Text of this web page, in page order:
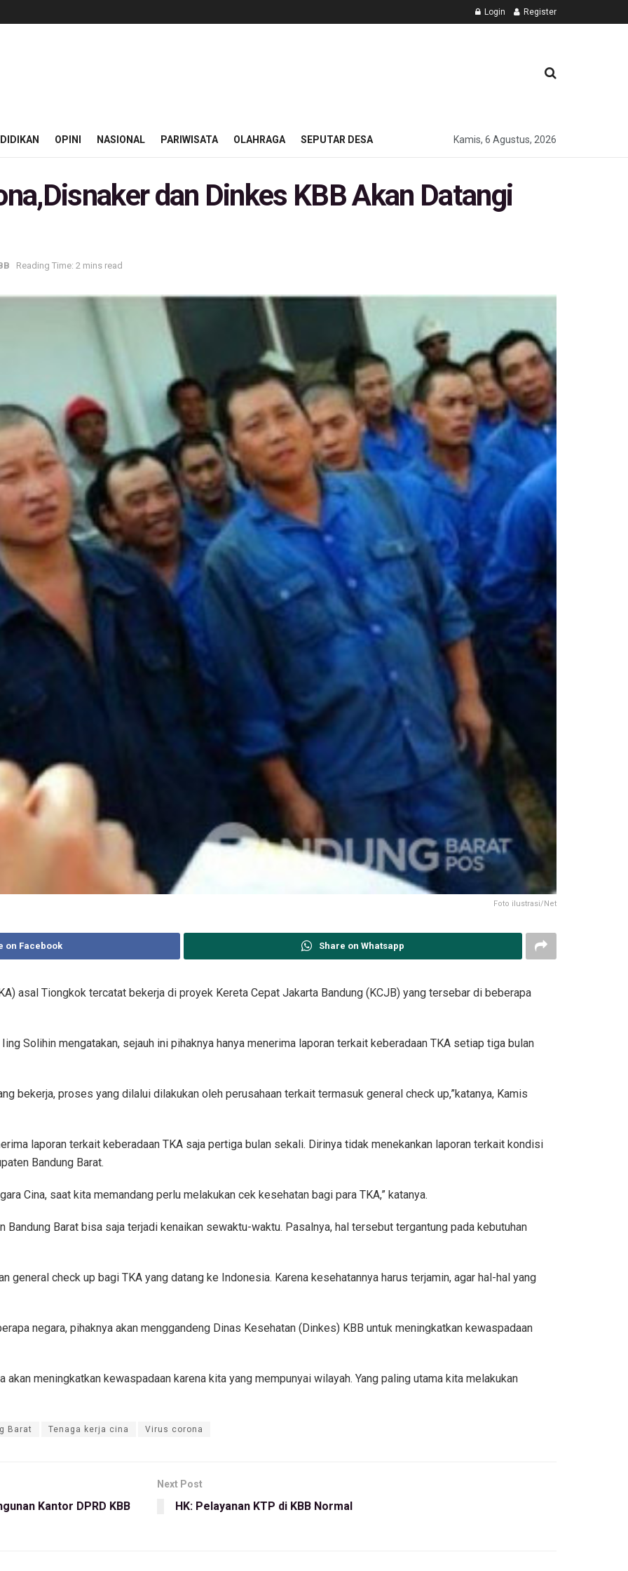
Login Register
OPINI NASIONAL PARIWISATA OLAHRAGA SEPUTAR DESA Kamis, 6 Agustus, 2026
dan Dinkes KBB Akan Datangi
Reading Time: 2 mins read
Foto ilustrasi/Net
on Facebook Share on Whatsapp
asal Tiongkok tercatat bekerja di proyek Kereta Cepat Jakarta Bandung (KCJB) yang tersebar di beberapa
Solihin mengatakan, sejauh ini pihaknya hanya menerima laporan terkait keberadaan TKA setiap tiga bulan
bekerja, proses yang dilalui dilakukan oleh perusahaan terkait termasuk general check up,”katanya, Kamis
laporan terkait keberadaan TKA saja pertiga bulan sekali. Dirinya tidak menekankan laporan terkait kondisi
Bandung Barat.
Cina, saat kita memandang perlu melakukan cek kesehatan bagi para TKA,” katanya.
Bandung Barat bisa saja terjadi kenaikan sewaktu-waktu. Pasalnya, hal tersebut tergantung pada kebutuhan
general check up bagi TKA yang datang ke Indonesia. Karena kesehatannya harus terjamin, agar hal-hal yang
negara, pihaknya akan menggandeng Dinas Kesehatan (Dinkes) KBB untuk meningkatkan kewaspadaan
meningkatkan kewaspadaan karena kita yang mempunyai wilayah. Yang paling utama kita melakukan
Barat Tenaga kerja cina Virus corona
Kantor DPRD KBB
Next Post
HK: Pelayanan KTP di KBB Normal